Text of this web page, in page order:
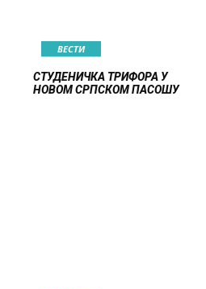
ВЕСТИ
СТУДЕНИЧКА ТРИФОРА У
НОВОМ СРПСКОМ ПАСОШУ